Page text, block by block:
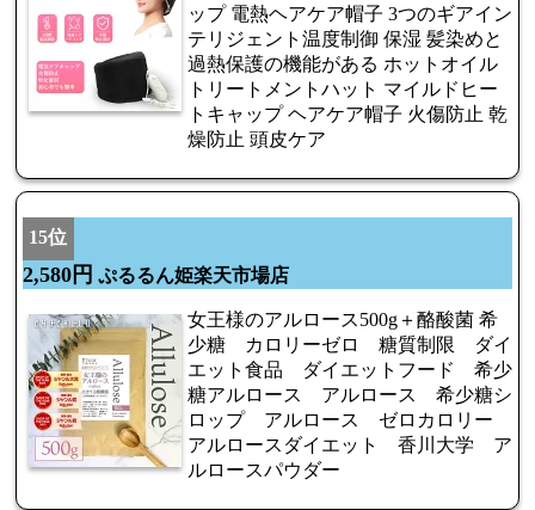
ップ 電熱ヘアケア帽子 3つのギアイン
テリジェント温度制御 保湿 髪染めと
過熱保護の機能がある ホットオイル
トリートメントハット マイルドヒー
トキャップ ヘアケア帽子 火傷防止 乾
燥防止 頭皮ケア
15位
2,580円 ぷるるん姫楽天市場店
女王様のアルロース500g＋酪酸菌 希
少糖 カロリーゼロ 糖質制限 ダイ
エット食品 ダイエットフード 希少
糖アルロース アルロース 希少糖シ
ロップ アルロース ゼロカロリー
アルロースダイエット 香川大学 ア
ルロースパウダー